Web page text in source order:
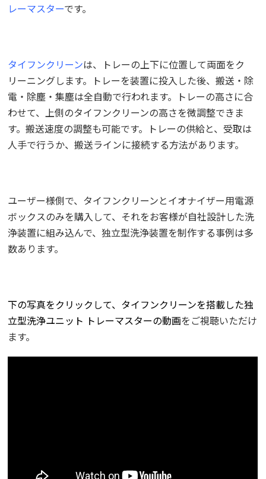
レーマスターです。
タイフンクリーンは、トレーの上下に位置して両面をク
リーニングします。トレーを装置に投入した後、搬送・除
電・除塵・集塵は全自動で行われます。トレーの高さに合
わせて、上側のタイフンクリーンの高さを微調整できま
す。搬送速度の調整も可能です。トレーの供給と、受取は
人手で行うか、搬送ラインに接続する方法があります。
ユーザー様側で、タイフンクリーンとイオナイザー用電源
ボックスのみを購入して、それをお客様が自社設計した洗
浄装置に組み込んで、独立型洗浄装置を制作する事例は多
数あります。
下の写真をクリックして、タイフンクリーンを搭載した独
立型洗浄ユニット トレーマスターの動画をご視聴いただけ
ます。